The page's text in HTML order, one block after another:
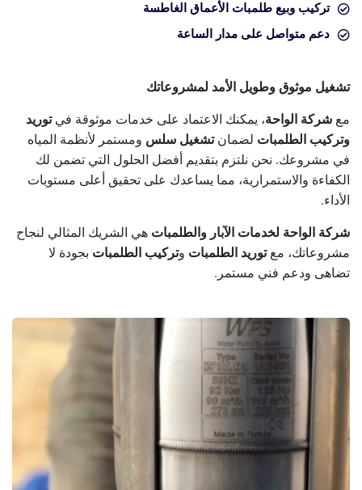
تركيب وبيع طلمبات الأعماق الغاطسة
دعم متواصل على مدار الساعة
تشغيل موثوق وطويل الأمد لمشروعاتك
مع شركة الواحة، يمكنك الاعتماد على خدمات موثوقة فيتوريد
وتركيب الطلمبات لضمانتشغيل سلس ومستمر لأنظمة المياه
في مشروعك. نحن نلتزم بتقديم أفضل الحلول التي تضمن لك
الكفاءة والاستمرارية، مما يساعدك على تحقيق أعلى مستويات
الأداء.
شركة الواحة لخدمات الآبار والطلمبات هي الشريك المثالي لنجاح
مشروعاتك، معتوريد الطلمبات وتركيب الطلمبات بجودة لا
تضاهى ودعم فني مستمر.